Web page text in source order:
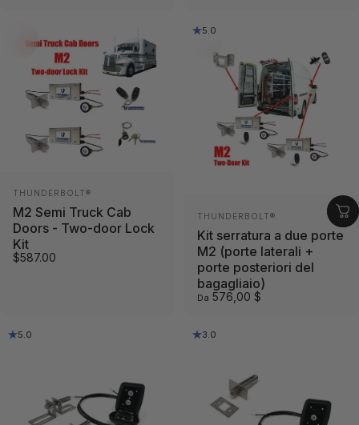
Fornitore:
THUNDERBOLT®
M2 Semi Truck Cab
Doors - Two-door Lock
Kit
$587.00
5.0
Fornitore:
THUNDERBOLT®
Kit serratura a due porte
M2 (porte laterali +
porte posteriori del
bagagliaio)
Da 576,00 $
5.0 3.0